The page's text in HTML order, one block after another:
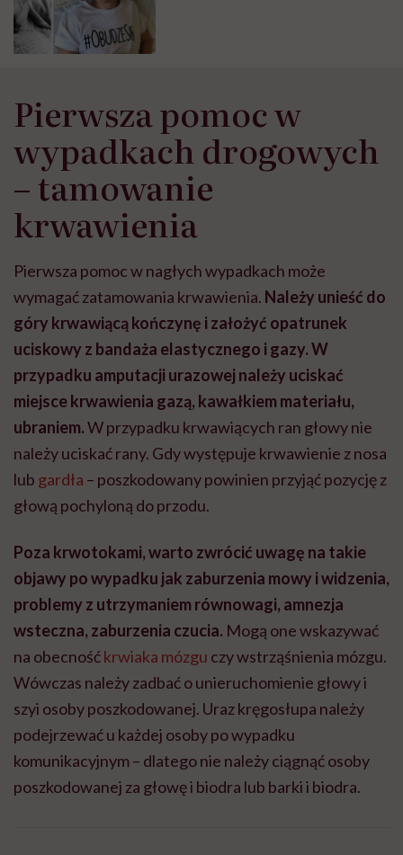
Pierwsza pomoc w
wypadkach drogowych
– tamowanie
krwawienia
Pierwsza pomoc w nagłych wypadkach może
wymagać zatamowania krwawienia. Należy unieść do
góry krwawiącą kończynę i założyć opatrunek
uciskowy z bandaża elastycznego i gazy. W
przypadku amputacji urazowej należy uciskać
miejsce krwawienia gazą, kawałkiem materiału,
ubraniem.W przypadku krwawiących ran głowy nie
należy uciskać rany. Gdy występuje krwawienie z nosa
lub gardła – poszkodowany powinien przyjąć pozycję z
głową pochyloną do przodu.
Poza krwotokami, warto zwrócić uwagę na takie
objawy po wypadku jak zaburzenia mowy i widzenia,
problemy z utrzymaniem równowagi, amnezja
wsteczna, zaburzenia czucia. Mogą one wskazywać
na obecnośćkrwiaka mózgu czy wstrząśnienia mózgu.
Wówczas należy zadbać o unieruchomienie głowy i
szyi osoby poszkodowanej. Uraz kręgosłupa należy
podejrzewać u każdej osoby po wypadku
komunikacyjnym – dlatego nie należy ciągnąć osoby
poszkodowanej za głowę i biodra lub barki i biodra.